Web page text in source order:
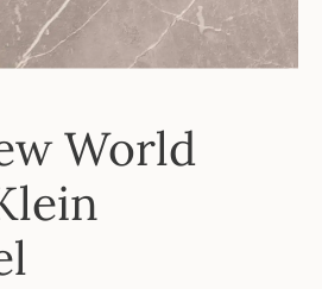
World